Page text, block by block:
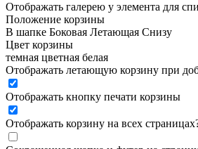
Отображать галерею у элемента для
Положение корзины
В шапке Боковая Летающая Снизу
Цвет корзины
темная цветная белая
Отображать летающую корзину при
Отображать кнопку печати корзины
Отображать корзину на всех страницах